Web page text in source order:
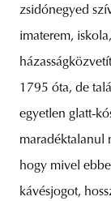
zsidónegyed
imaterem,
1795 óta, de
egyetlen glatt-
maradéktalanul
hogy mivel
kávésjogot,